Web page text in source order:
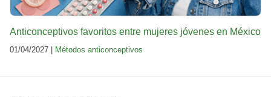
Anticonceptivos favoritos entre mujeres jóvenes en México
01/04/2027 | Métodos anticonceptivos